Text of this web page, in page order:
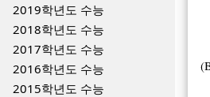
2019학년도 수능
2018학년도 수능
2017학년도 수능
2016학년도 수능
2015학년도 수능